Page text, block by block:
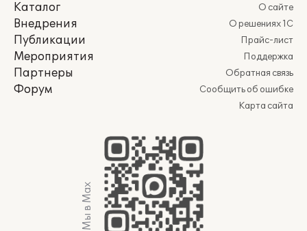
Каталог
Внедрения
Публикации
Мероприятия
Партнеры
Форум
О сайте
О решениях 1С
Прайс-лист
Поддержка
Обратная связь
Сообщить об ошибке
Карта сайта
Мы в Max